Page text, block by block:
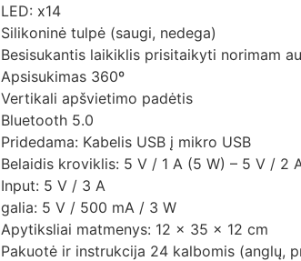
LED: x14
Silikoninė tulpė (saugi, nedega)
Besisukantis laikiklis prisitaikyti norimam
Apsisukimas 360º
Vertikali apšvietimo padėtis
Bluetooth 5.0
Pridedama: Kabelis USB į mikro USB
Belaidis kroviklis: 5 V / 1 A (5 W) – 5 V / 2
Input: 5 V / 3 A
galia: 5 V / 500 mA / 3 W
Apytiksliai matmenys: 12 x 35 x 12 cm
Pakuotė ir instrukcija 24 kalbomis (anglų,